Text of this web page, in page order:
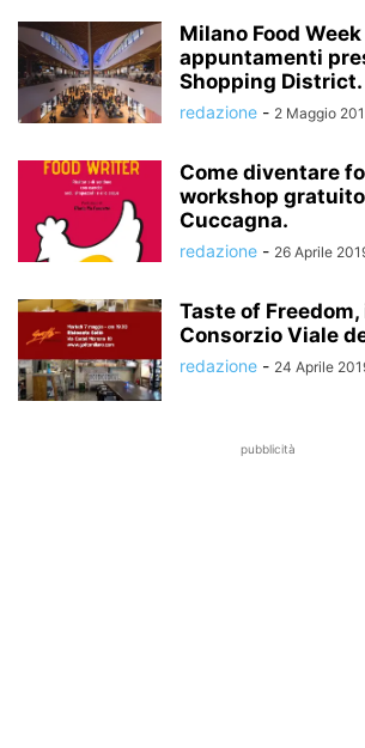
Milano Food
appuntamenti
Shopping District.
redazione - 2 Maggio
Come diventare
workshop
Cuccagna.
redazione - 26 Aprile
Taste of
Consorzio Viale
redazione - 24 Aprile
pubblicità